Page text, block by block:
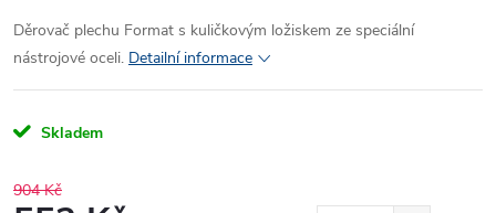
Děrovač plechu Format s kuličkovým ložiskem ze speciální
nástrojové oceli. Detailní informace
Skladem
904 Kč